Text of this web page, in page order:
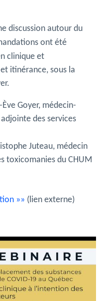
discussion autour du
ont été
clinique et
itinérance, sous la
Goyer, médecin-
des services
Juteau, médecin
toxicomanies du CHUM
»» (lien externe)